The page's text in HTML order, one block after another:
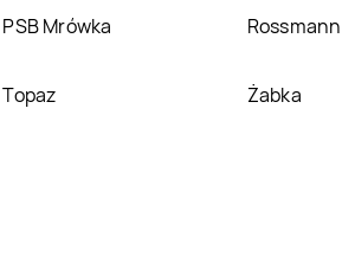
PSB Mrówka Rossmann
Topaz Żabka